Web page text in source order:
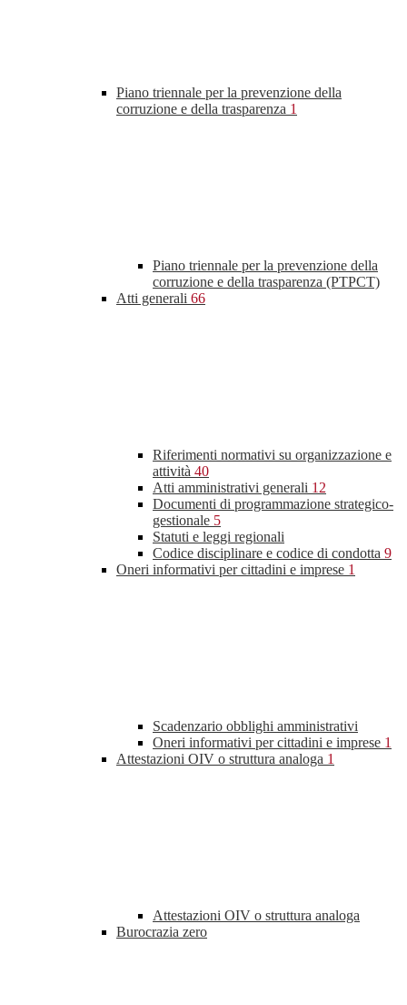
Piano triennale per la prevenzione della
corruzione e della trasparenza 1
Piano triennale per la prevenzione della
corruzione e della trasparenza (PTPCT)
Atti generali 66
Riferimenti normativi su organizzazione e
attività 40
Atti amministrativi generali 12
Documenti di programmazione strategico-
gestionale 5
Statuti e leggi regionali
Codice disciplinare e codice di condotta 9
Oneri informativi per cittadini e imprese 1
Scadenzario obblighi amministrativi
Oneri informativi per cittadini e imprese 1
Attestazioni OIV o struttura analoga 1
Attestazioni OIV o struttura analoga
Burocrazia zero